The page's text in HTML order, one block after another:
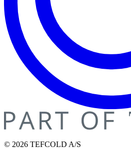
© 2026 TEFCOLD A/S